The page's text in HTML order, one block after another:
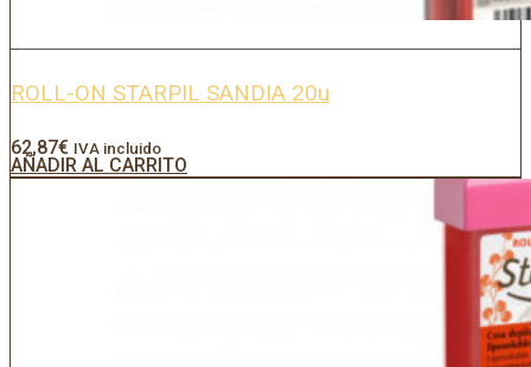
ROLL-ON STARPIL SANDIA 20u
62,87€ IVA incluido
AÑADIR AL CARRITO